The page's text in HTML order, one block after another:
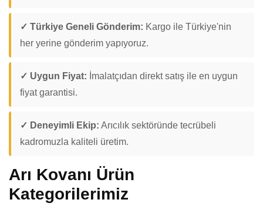
✓ Türkiye Geneli Gönderim: Kargo ile Türkiye'nin
her yerine gönderim yapıyoruz.
✓ Uygun Fiyat: İmalatçıdan direkt satış ile en uygun
fiyat garantisi.
✓ Deneyimli Ekip: Arıcılık sektöründe tecrübeli
kadromuzla kaliteli üretim.
Arı Kovanı Ürün
Kategorilerimiz